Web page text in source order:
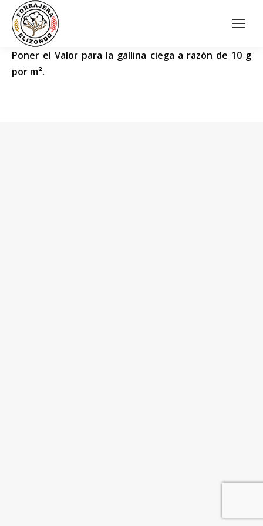
Poner el Valor para la gallina ciega a razón de 10 g
por m².